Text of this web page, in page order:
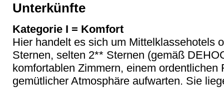
Unterkünfte
Kategorie I = Komfort
Hier handelt es sich um Mittelklassehotels
Sternen, selten 2** Sternen (gemäß
komfortablen Zimmern, einem ordentlichen
gemütlicher Atmosphäre aufwarten. Sie